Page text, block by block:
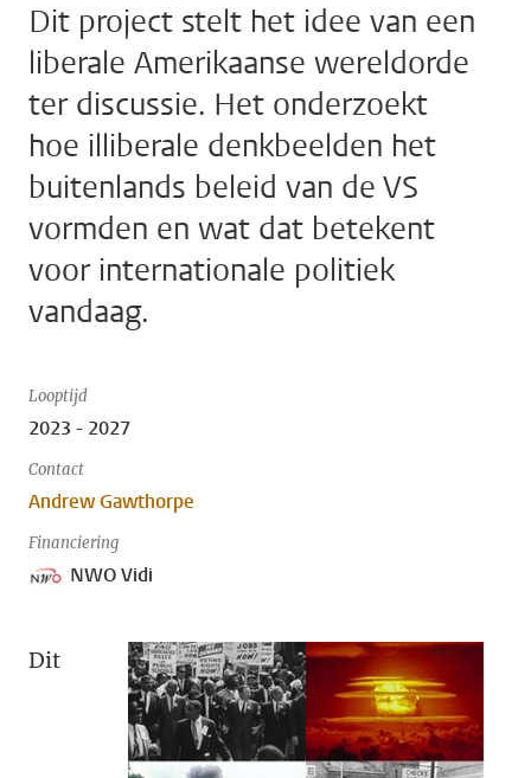
Dit project stelt het idee van een
liberale Amerikaanse wereldorde
ter discussie. Het onderzoekt
hoe illiberale denkbeelden het
buitenlands beleid van de VS
vormden en wat dat betekent
voor internationale politiek
vandaag.
Looptijd
2023 - 2027
Contact
Andrew Gawthorpe
Financiering
NWO Vidi
Dit